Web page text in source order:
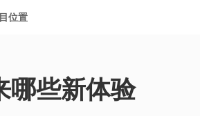
位置
哪些新体验